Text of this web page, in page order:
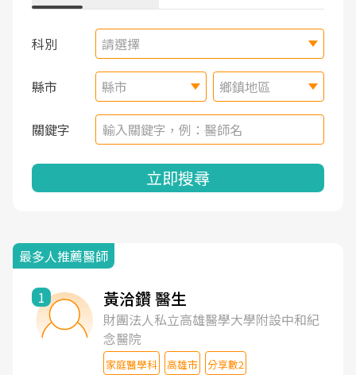
科別 請選擇
縣市 縣市 鄉鎮地區
關鍵字
立即搜尋
最多人推薦醫師
1 黃洽鑽 醫生
財團法人私立高雄醫學大學附設中和紀
念醫院
家庭醫學科 高雄市 分享數2